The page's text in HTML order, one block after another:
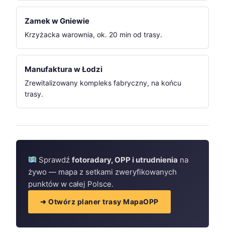
Zamek w Gniewie
Krzyżacka warownia, ok. 20 min od trasy.
Manufaktura w Łodzi
Zrewitalizowany kompleks fabryczny, na końcu
trasy.
Sprawdźfotoradary, OPP i utrudnienia na
żywo — mapa z setkami zweryfikowanych
punktów w całej Polsce.
➜ Otwórz planer trasy MapaOPP